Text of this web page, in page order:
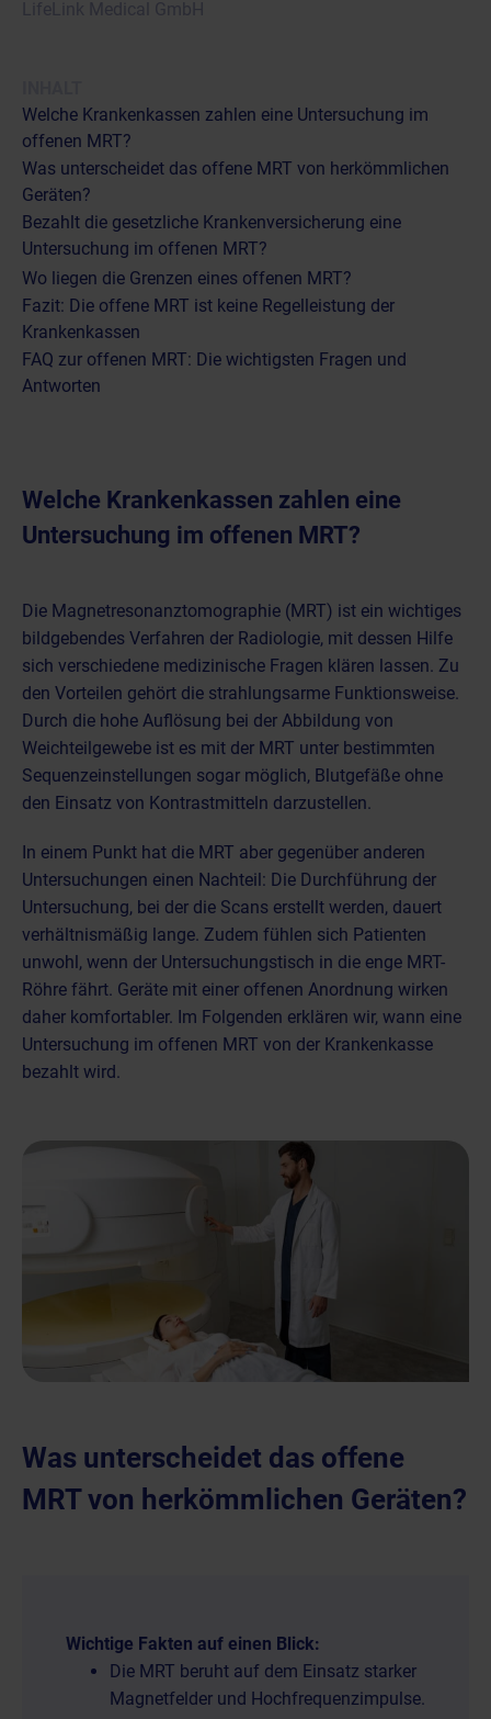
Welche Krankenkassen zahlen eine Untersuchung im
offenen MRT?
Was unterscheidet das offene MRT von herkömmlichen
Geräten?
Bezahlt die gesetzliche Krankenversicherung eine
Untersuchung im offenen MRT?
Wo liegen die Grenzen eines offenen MRT?
Fazit: Die offene MRT ist keine Regelleistung der
Krankenkassen
FAQ zur offenen MRT: Die wichtigsten Fragen und
Antworten
Welche Krankenkassen zahlen eine
Untersuchung im offenen MRT?
Die Magnetresonanztomographie (MRT) ist ein wichtiges
bildgebendes Verfahren der Radiologie, mit dessen Hilfe
sich verschiedene medizinische Fragen klären lassen. Zu
den Vorteilen gehört die strahlungsarme Funktionsweise.
Durch die hohe Auflösung bei der Abbildung von
Weichteilgewebe ist es mit der MRT unter bestimmten
Sequenzeinstellungen sogar möglich, Blutgefäße ohne
den Einsatz von Kontrastmitteln darzustellen.
In einem Punkt hat die MRT aber gegenüber anderen
Untersuchungen einen Nachteil: Die Durchführung der
Untersuchung, bei der die Scans erstellt werden, dauert
verhältnismäßig lange. Zudem fühlen sich Patienten
unwohl, wenn der Untersuchungstisch in die enge MRT-
Röhre fährt. Geräte mit einer offenen Anordnung wirken
daher komfortabler. Im Folgenden erklären wir, wann eine
Untersuchung im offenen MRT von der Krankenkasse
bezahlt wird.
Was unterscheidet das offene
MRT von herkömmlichen Geräten?
Wichtige Fakten auf einen Blick:
Die MRT beruht auf dem Einsatz starker
Magnetfelder und Hochfrequenzimpulse.